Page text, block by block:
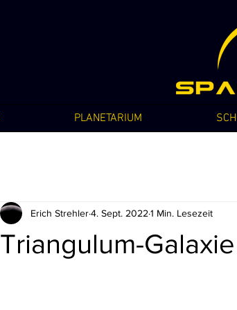
PLANETARIUM
Triangulum-
Erich Strehler4. Sept. 2022 1 Min. Lesezeit